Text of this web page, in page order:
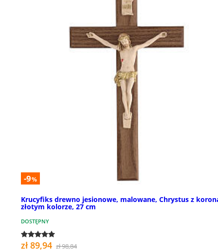
-9%
Krucyfiks drewno jesionowe, malowane, Chrystus z
złotym kolorze, 27 cm
DOSTĘPNY
zł 89,94 zł 98,84